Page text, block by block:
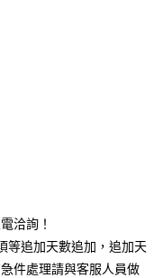
業銀行
託商業銀行
際商業銀行
業銀行
台灣）商業銀行
業銀行
際商業銀行
業銀行
洽詢！
等追加天數追加，追加天
件處理請與客服人員做